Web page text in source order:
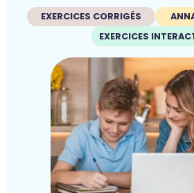
EXERCICES CORRIGÉS
EXERCICES